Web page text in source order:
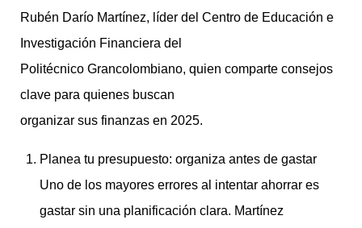
Rubén Darío Martínez, líder del Centro de Educación e
Investigación Financiera del
Politécnico Grancolombiano, quien comparte consejos
clave para quienes buscan
organizar sus finanzas en 2025.
Planea tu presupuesto: organiza antes de gastar
Uno de los mayores errores al intentar ahorrar es
gastar sin una planificación clara. Martínez